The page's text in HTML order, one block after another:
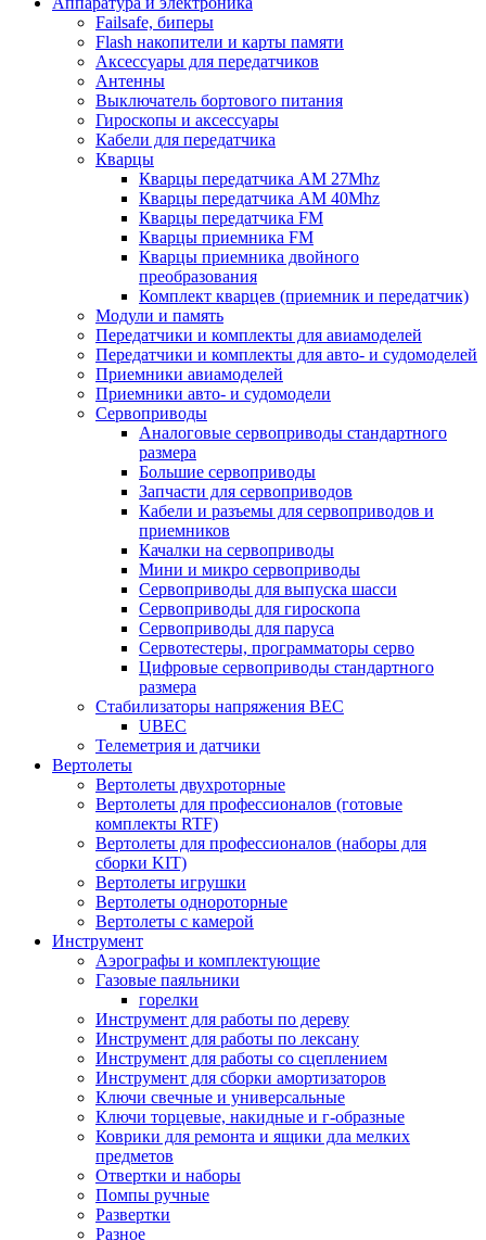
Failsafe, биперы
Flash накопители и карты памяти
Аксессуары для передатчиков
Антенны
Выключатель бортового питания
Гироскопы и аксессуары
Кабели для передатчика
Кварцы
Кварцы передатчика AM 27Mhz
Кварцы передатчика AM 40Mhz
Кварцы передатчика FM
Кварцы приемника FM
Кварцы приемника двойного
преобразования
Комплект кварцев (приемник и передатчик)
Модули и память
Передатчики и комплекты для авиамоделей
Передатчики и комплекты для авто- и судомоделей
Приемники авиамоделей
Приемники авто- и судомодели
Сервоприводы
Аналоговые сервоприводы стандартного
размера
Большие сервоприводы
Запчасти для сервоприводов
Кабели и разъемы для сервоприводов и
приемников
Качалки на сервоприводы
Мини и микро сервоприводы
Сервоприводы для выпуска шасси
Сервоприводы для гироскопа
Сервоприводы для паруса
Сервотестеры, программаторы серво
Цифровые сервоприводы стандартного
размера
Стабилизаторы напряжения BEC
UBEC
Телеметрия и датчики
Вертолеты
Вертолеты двухроторные
Вертолеты для профессионалов (готовые
комплекты RTF)
Вертолеты для профессионалов (наборы для
сборки KIT)
Вертолеты игрушки
Вертолеты однороторные
Вертолеты с камерой
Инструмент
Аэрографы и комплектующие
Газовые паяльники
горелки
Инструмент для работы по дереву
Инструмент для работы по лексану
Инструмент для работы со сцеплением
Инструмент для сборки амортизаторов
Ключи свечные и универсальные
Ключи торцевые, накидные и г-образные
Коврики для ремонта и ящики дла мелких
предметов
Отвертки и наборы
Помпы ручные
Развертки
Разное